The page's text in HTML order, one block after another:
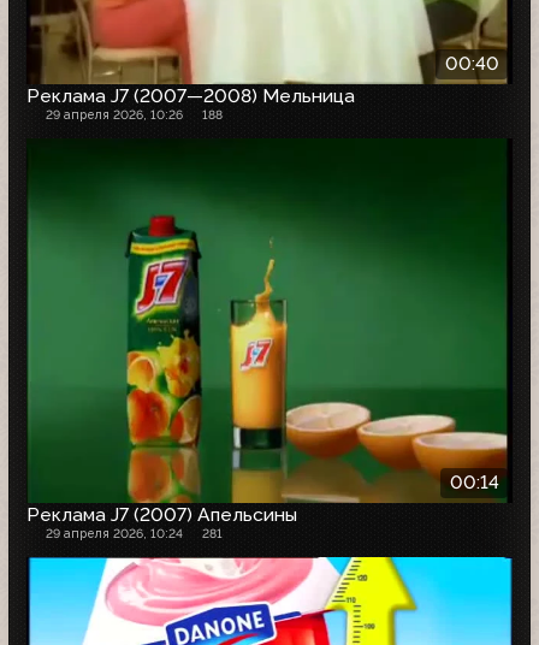
00:40
Реклама J7 (2007—2008) Мельница
29 апреля 2026, 10:26 188
00:14
Реклама J7 (2007) Апельсины
29 апреля 2026, 10:24 281